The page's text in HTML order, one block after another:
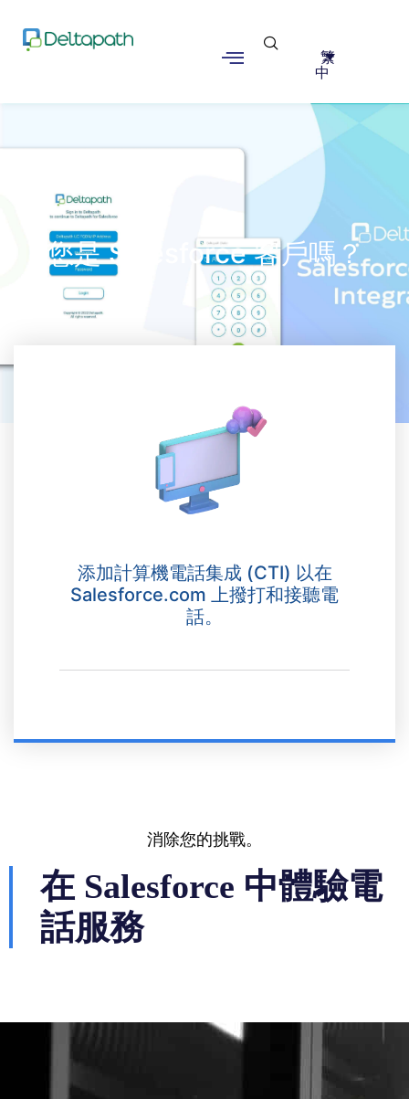
繁
中
您是 Salesforce 客戶嗎？
添加計算機電話集成 (CTI) 以在
Salesforce.com 上撥打和接聽電
話。
消除您的挑戰。
在 Salesforce 中體驗電
話服務